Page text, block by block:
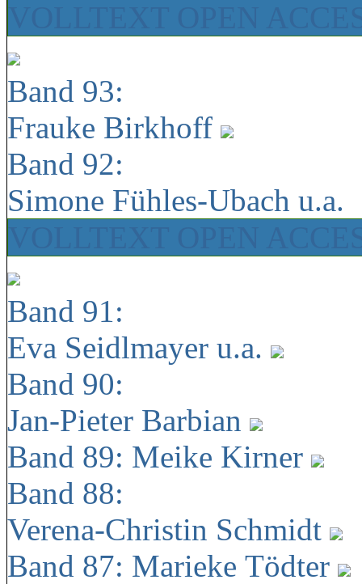
Band 93:
Frauke Birkhoff
Band 92:
Simone Fühles-Ubach u.a.
Band 91:
Eva Seidlmayer u.a.
Band 90:
Jan-Pieter Barbian
Band 89: Meike Kirner
Band 88:
Verena-Christin Schmidt
Band 87: Marieke Tödter